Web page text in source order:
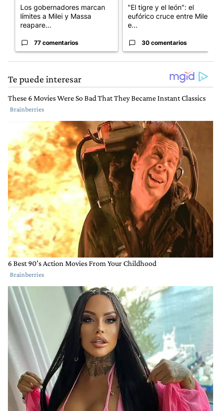
Los gobernadores marcan
límites a Milei y Massa
reapare...
77 comentarios
"El tigre y el león": el
eufórico cruce entre Milei y
e...
30 comentarios